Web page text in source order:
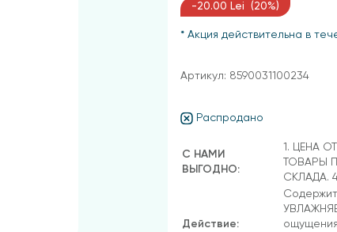
-20.00 Lei (20%)
* Акция действительна в
Распродано
С НАМИ
ВЫГОДНО:
1. ЦЕНА
ТОВАРЫ
СКЛАДА.
Действие:
Артикул: 8590031100234